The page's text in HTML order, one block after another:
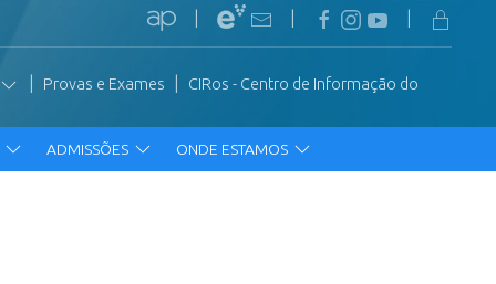
Provas e Exames
CIRos - Centro de Informação do
ADMISSÕES ONDE ESTAMOS